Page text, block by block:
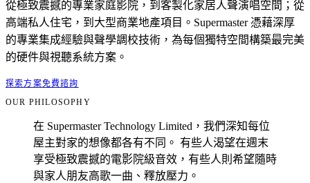
從極致震撼的專業家庭影院，到客製化家居人聲演唱空間；從
高端私人住宅，到大型商業地產項目。Supermaster 憑藉深厚
的專業集成經驗與聲學調校技術，為每個獨特空間構築最完美
的硬件與視聽系統方案。
探索方案免費諮詢
OUR PHILOSOPHY
在 Supermaster Technology Limited，我們深知每位
屋主對家的想像都各有不同。 有些人渴望在週末
享受極致震撼的電影院級音效，有些人則希望隨時
與家人朋友高歌一曲、釋放壓力。